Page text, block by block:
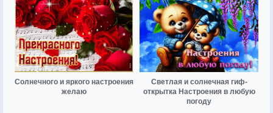
Солнечного и яркого настроения
желаю
Светлая и солнечная гиф-
открытка Настроения в любую
погоду